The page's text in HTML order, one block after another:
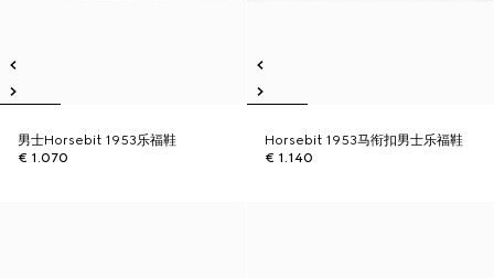
男士Horsebit 1953乐福鞋
€ 1.070
Horsebit 1953马衔扣男士乐福鞋
€ 1.140